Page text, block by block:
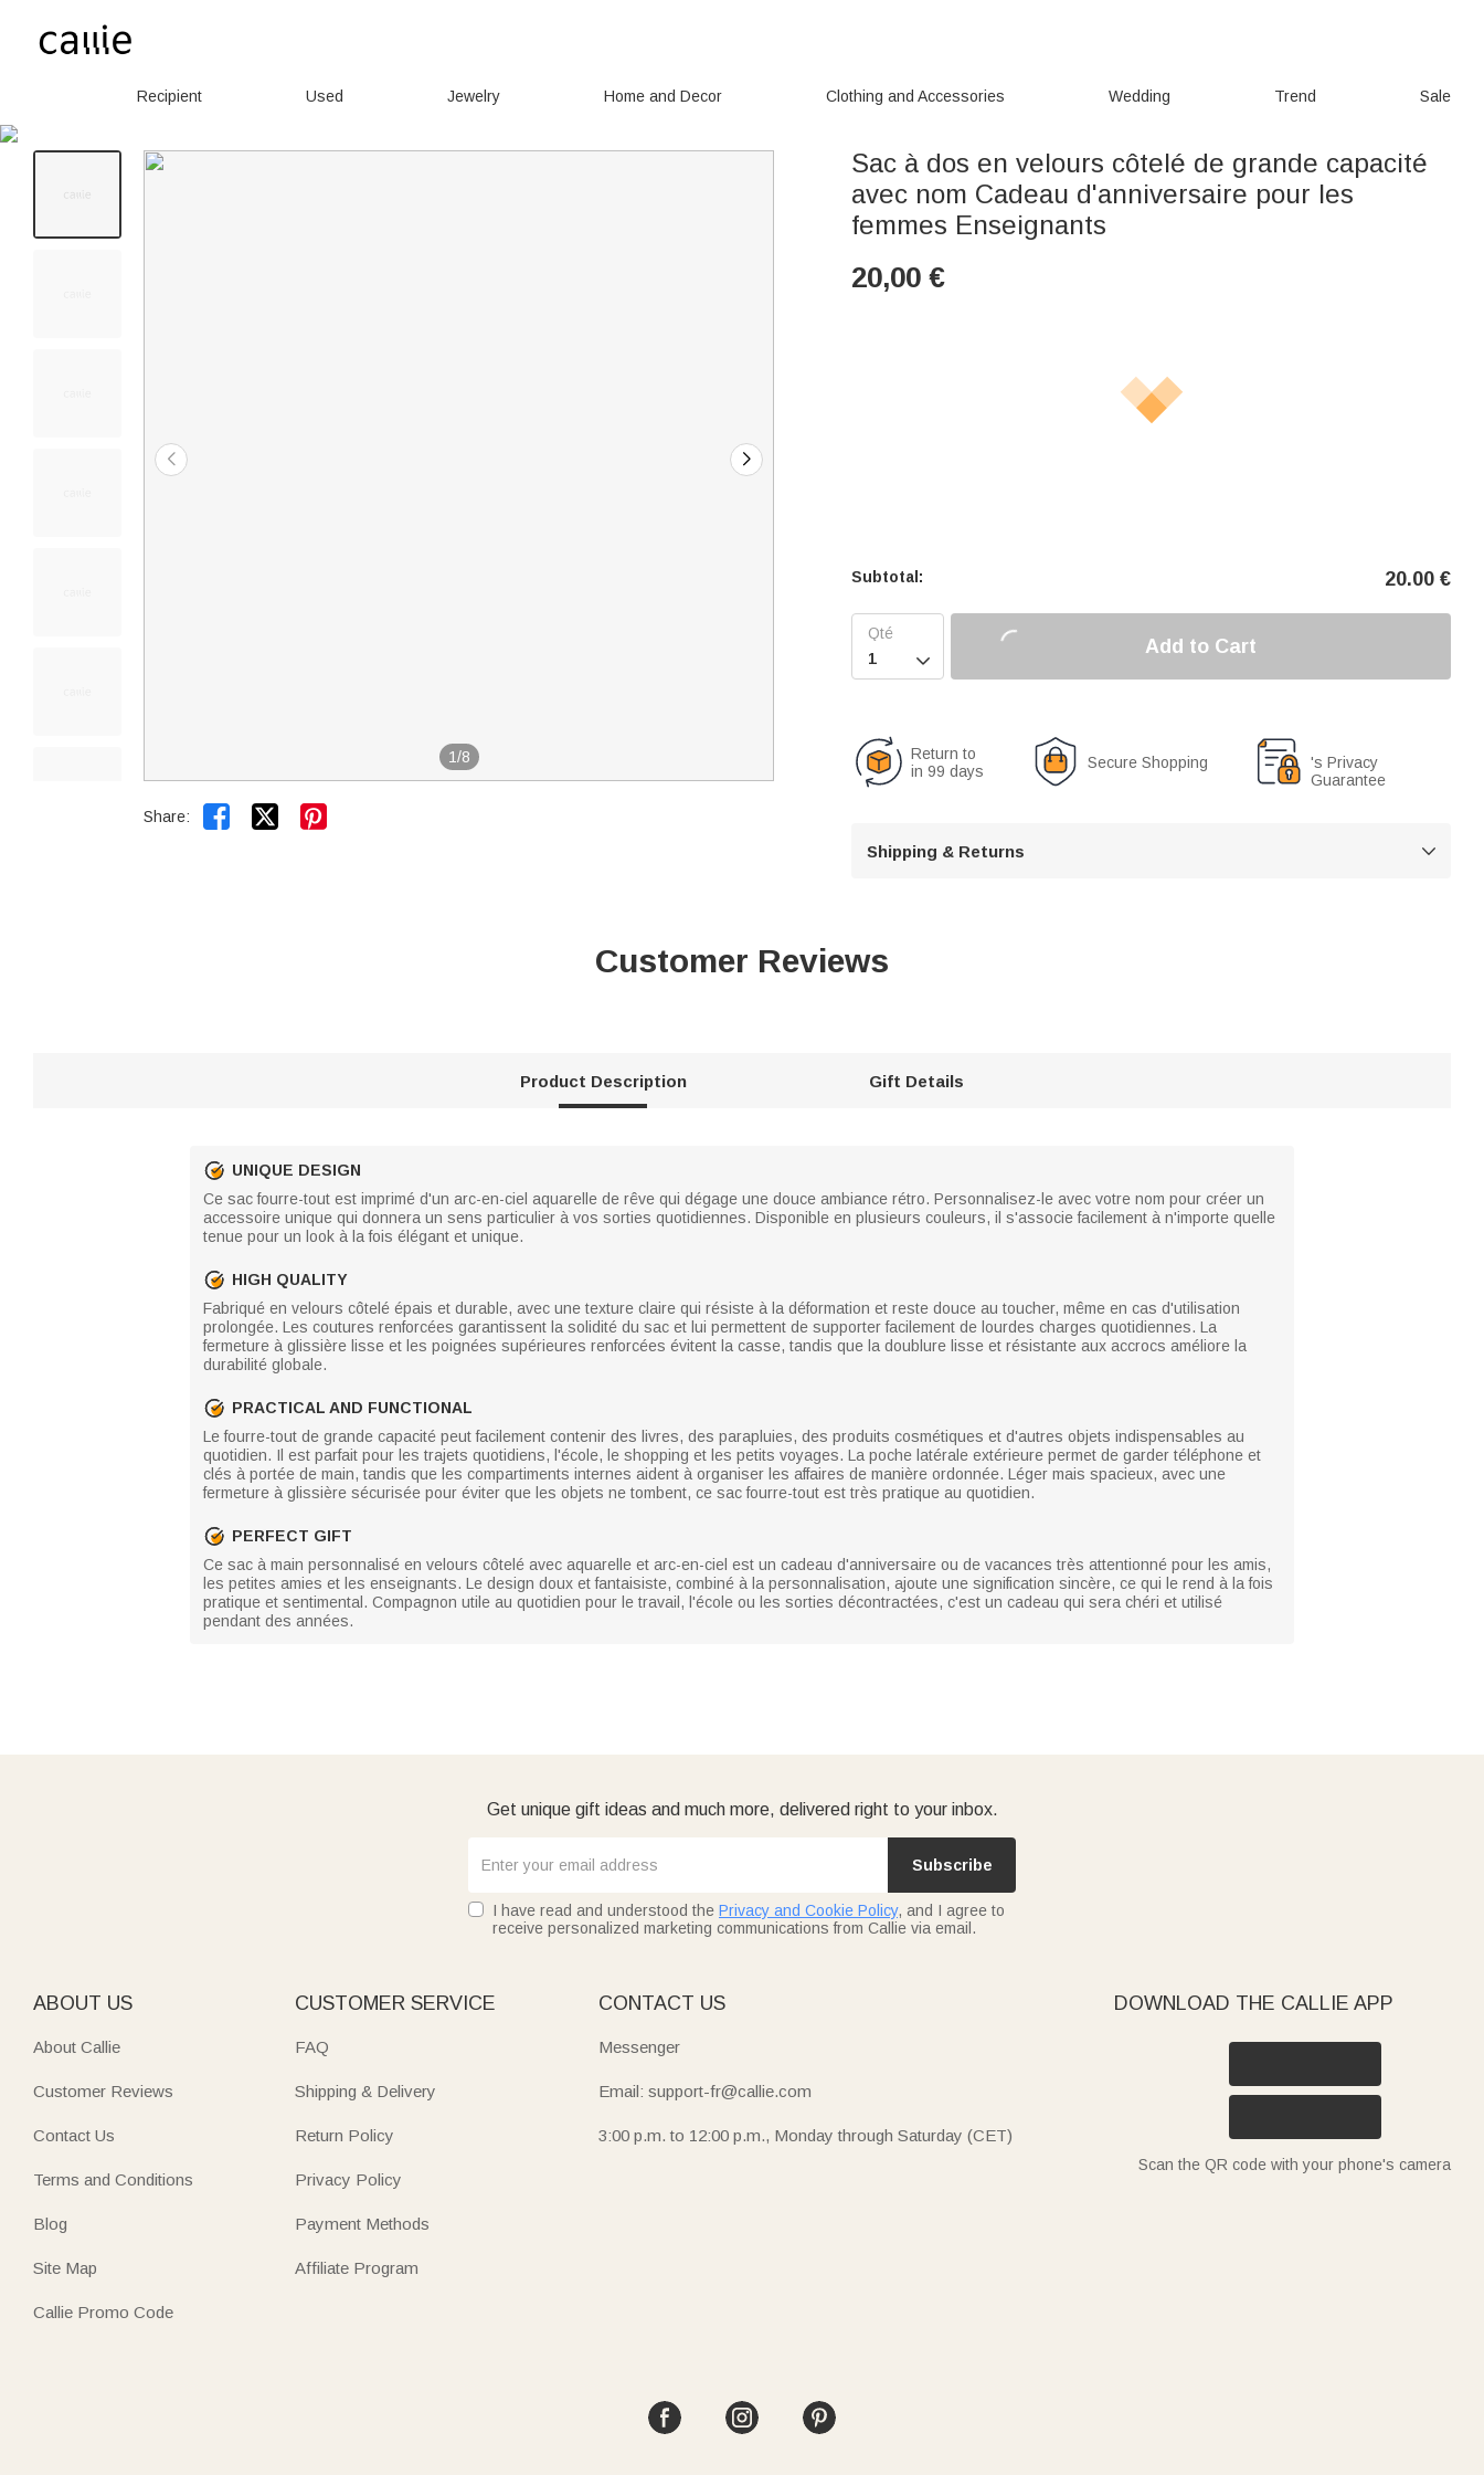
Recipient Used Jewelry Home and Decor Clothing and Accessories Wedding Trend Sale
1/8
Share:  
Sac à dos en velours côtelé de grande capacité
avec nom Cadeau d'anniversaire pour les
femmes Enseignants
20,00 €
Subtotal: 20.00 €

Add to Cart
Return to
in 99 days
Secure Shopping
's Privacy
Guarantee
Shipping & Returns 
Customer Reviews
Product Description Gift Details
UNIQUE DESIGN
Ce sac fourre-tout est imprimé d'un arc-en-ciel aquarelle de rêve qui dégage une douce ambiance rétro. Personnalisez-le avec votre nom pour créer un
accessoire unique qui donnera un sens particulier à vos sorties quotidiennes. Disponible en plusieurs couleurs, il s'associe facilement à n'importe quelle
tenue pour un look à la fois élégant et unique.
HIGH QUALITY
Fabriqué en velours côtelé épais et durable, avec une texture claire qui résiste à la déformation et reste douce au toucher, même en cas d'utilisation
prolongée. Les coutures renforcées garantissent la solidité du sac et lui permettent de supporter facilement de lourdes charges quotidiennes. La
fermeture à glissière lisse et les poignées supérieures renforcées évitent la casse, tandis que la doublure lisse et résistante aux accrocs améliore la
durabilité globale.
PRACTICAL AND FUNCTIONAL
Le fourre-tout de grande capacité peut facilement contenir des livres, des parapluies, des produits cosmétiques et d'autres objets indispensables au
quotidien. Il est parfait pour les trajets quotidiens, l'école, le shopping et les petits voyages. La poche latérale extérieure permet de garder téléphone et
clés à portée de main, tandis que les compartiments internes aident à organiser les affaires de manière ordonnée. Léger mais spacieux, avec une
fermeture à glissière sécurisée pour éviter que les objets ne tombent, ce sac fourre-tout est très pratique au quotidien.
PERFECT GIFT
Ce sac à main personnalisé en velours côtelé avec aquarelle et arc-en-ciel est un cadeau d'anniversaire ou de vacances très attentionné pour les amis,
les petites amies et les enseignants. Le design doux et fantaisiste, combiné à la personnalisation, ajoute une signification sincère, ce qui le rend à la fois
pratique et sentimental. Compagnon utile au quotidien pour le travail, l'école ou les sorties décontractées, c'est un cadeau qui sera chéri et utilisé
pendant des années.
Get unique gift ideas and much more, delivered right to your inbox.
Subscribe
I have read and understood the Privacy and Cookie Policy, and I agree to
receive personalized marketing communications from Callie via email.
ABOUT US
About Callie
Customer Reviews
Contact Us
Terms and Conditions
Blog
Site Map
Callie Promo Code
CUSTOMER SERVICE
FAQ
Shipping & Delivery
Return Policy
Privacy Policy
Payment Methods
Affiliate Program
CONTACT US
Messenger
Email: support-fr@callie.com
3:00 p.m. to 12:00 p.m., Monday through Saturday (CET)
DOWNLOAD THE CALLIE APP
Scan the QR code with your phone's camera